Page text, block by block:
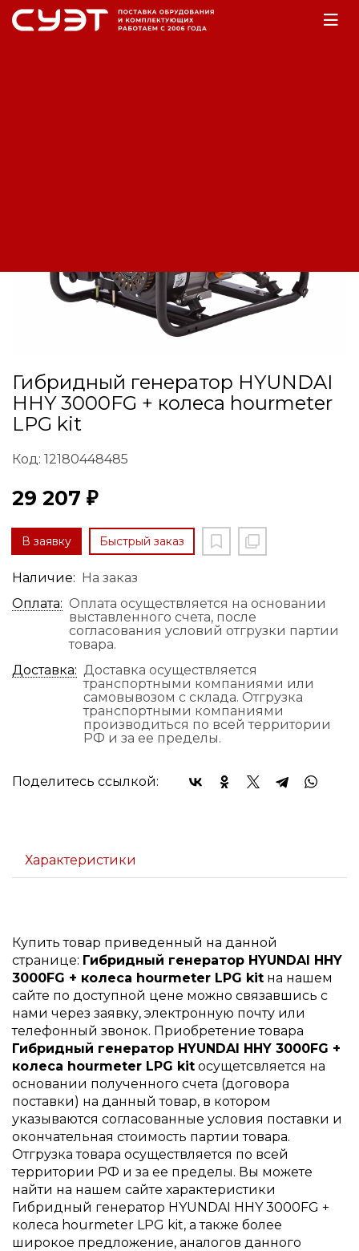
Гибридный генератор HYUNDAI
HHY 3000FG + колеса hourmeter
LPG kit
Код: 12180448485
29 207 ₽
В заявку Быстрый заказ
Наличие: На заказ
Оплата: Оплата осуществляется на основании
выставленного счета, после
согласования условий отгрузки партии
товара.
Доставка: Доставка осуществляется
транспортными компаниями или
самовывозом с склада. Отгрузка
транспортными компаниями
производиться по всей территории
РФ и за ее пределы.
Поделитесь ссылкой:
Характеристики
Купить товар приведенный на данной
странице: Гибридный генератор HYUNDAI HHY
3000FG + колеса hourmeter LPG kit на нашем
сайте по доступной цене можно связавшись с
нами через заявку, электронную почту или
телефонный звонок. Приобретение товара
Гибридный генератор HYUNDAI HHY 3000FG +
колеса hourmeter LPG kit осущетсвляется на
основании полученного счета (договора
поставки) на данный товар, в котором
указываются согласованные условия поставки и
окончательная стоимость партии товара.
Отгрузка товара осуществляется по всей
территории РФ и за ее пределы. Вы можете
найти на нашем сайте характеристики
Гибридный генератор HYUNDAI HHY 3000FG +
колеса hourmeter LPG kit, а также более
широкое предложение, аналогов данного